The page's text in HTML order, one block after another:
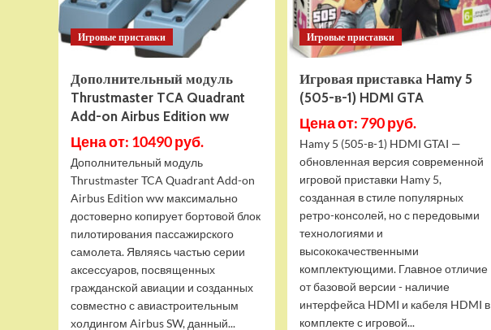
Игровые приставки
Дополнительный модуль
Thrustmaster TCA Quadrant
Add-on Airbus Edition ww
Цена от: 10490 руб.
Дополнительный модуль
Thrustmaster TCA Quadrant Add-on
Airbus Edition ww максимально
достоверно копирует бортовой блок
пилотирования пассажирского
самолета. Являясь частью серии
аксессуаров, посвященных
гражданской авиации и созданных
совместно с авиастроительным
холдингом Airbus SW, данный...
Игровые приставки
Игровая приставка Hamy 5
(505-в-1) HDMI GTA
Цена от: 790 руб.
Hamy 5 (505-в-1) HDMI GTAI —
обновленная версия современной
игровой приставки Hamy 5,
созданная в стиле популярных
ретро-консолей, но с передовыми
технологиями и
высококачественными
комплектующими. Главное отличие
от базовой версии - наличие
интерфейса HDMI и кабеля HDMI в
комплекте с игровой...